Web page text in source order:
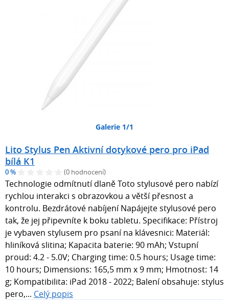
Galerie 1/1
Lito Stylus Pen Aktivní dotykové pero pro iPad
bílá K1
0 % (0 hodnocení)
Technologie odmítnutí dlaně Toto stylusové pero nabízí
rychlou interakci s obrazovkou a větší přesnost a
kontrolu. Bezdrátové nabíjení Napájejte stylusové pero
tak, že jej připevníte k boku tabletu. Specifikace: Přístroj
je vybaven stylusem pro psaní na klávesnici: Materiál:
hliníková slitina; Kapacita baterie: 90 mAh; Vstupní
proud: 4.2 - 5.0V; Charging time: 0.5 hours; Usage time:
10 hours; Dimensions: 165,5 mm x 9 mm; Hmotnost: 14
g; Kompatibilita: iPad 2018 - 2022; Balení obsahuje: stylus
pero,... Celý popis